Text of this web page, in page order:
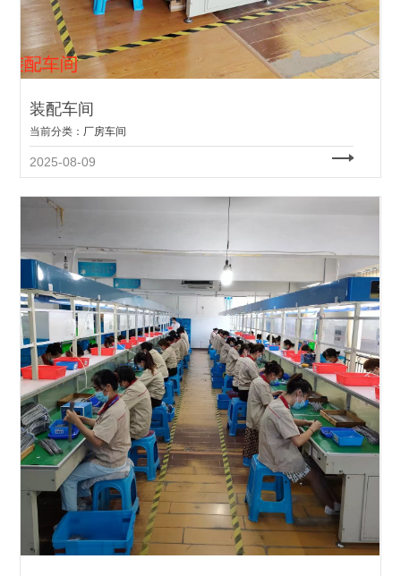
装配车间
当前分类： 厂房车间
2025-08-09